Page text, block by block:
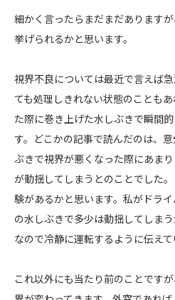
細かく言ったらまだまだあります
挙げられるかと思います。
視界不良については最近で言えば
ても処理しきれない状態のことも
た際に巻き上げた水しぶきで瞬間
す。どこかの記事で読んだのは、
ぶきで視界が悪くなった際にあま
が動揺してしまうとのことでした
験があるかと思います。私がドラ
の水しぶきで多少は動揺してしま
なので冷静に運転するように伝えて
これ以外にも当たり前のことです